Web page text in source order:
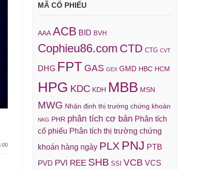
MÃ CỔ PHIẾU
AAA ACB BID BVH
Cophieu86.com CTD CTG CVT
DHG FPT GAS GEX GMD HBC HCM
HPG KDC KDH MBB MSN
MWG Nhận định thị trường chứng khoán
NKG PHR phân tích cơ bản Phân tích
cổ phiếu Phân tích thị trường chứng
khoán hàng ngày PLX PNJ PTB
PVD PVI REE SHB SSI VCB VCS